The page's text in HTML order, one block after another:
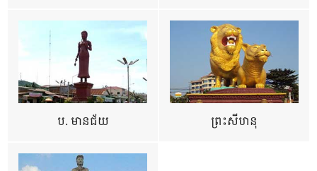
ប. មានជ័យ ព្រះសីហនុ